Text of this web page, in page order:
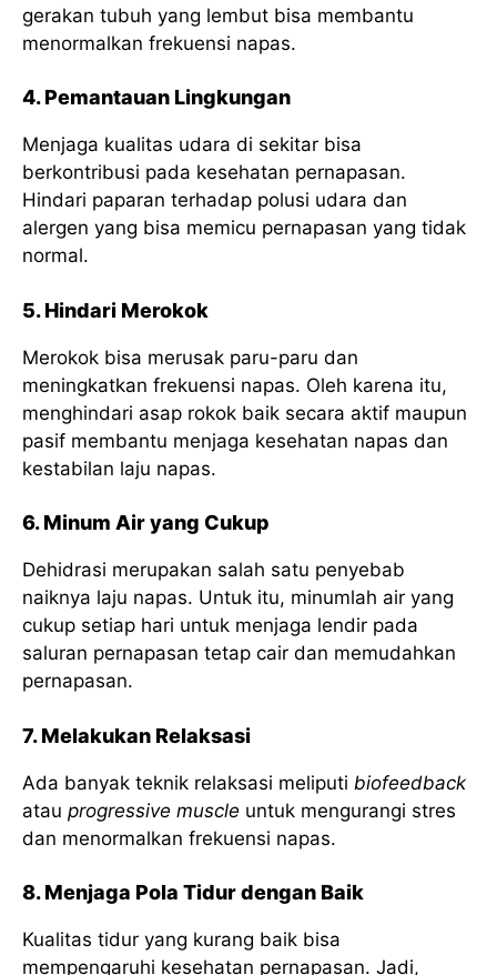
gerakan tubuh yang lembut bisa membantu
menormalkan frekuensi napas.
4. Pemantauan Lingkungan
Menjaga kualitas udara di sekitar bisa
berkontribusi pada kesehatan pernapasan.
Hindari paparan terhadap polusi udara dan
alergen yang bisa memicu pernapasan yang tidak
normal.
5. Hindari Merokok
Merokok bisa merusak paru-paru dan
meningkatkan frekuensi napas. Oleh karena itu,
menghindari asap rokok baik secara aktif maupun
pasif membantu menjaga kesehatan napas dan
kestabilan laju napas.
6. Minum Air yang Cukup
Dehidrasi merupakan salah satu penyebab
naiknya laju napas. Untuk itu, minumlah air yang
cukup setiap hari untuk menjaga lendir pada
saluran pernapasan tetap cair dan memudahkan
pernapasan.
7. Melakukan Relaksasi
Ada banyak teknik relaksasi meliputi biofeedback
atau progressive muscle untuk mengurangi stres
dan menormalkan frekuensi napas.
8. Menjaga Pola Tidur dengan Baik
Kualitas tidur yang kurang baik bisa
mempengaruhi kesehatan pernapasan. Jadi,